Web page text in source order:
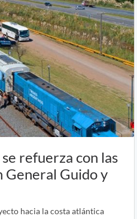
refuerza con las
General Guido y
hacia la costa atlántica